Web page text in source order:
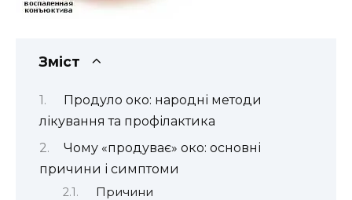
Зміст
Продуло око: народні методи
лікування та профілактика
Чому «продуває» око: основні
причини і симптоми
Причини